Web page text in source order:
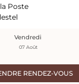
Poste
RENDEZ-VOUS
Vendredi
07 Août